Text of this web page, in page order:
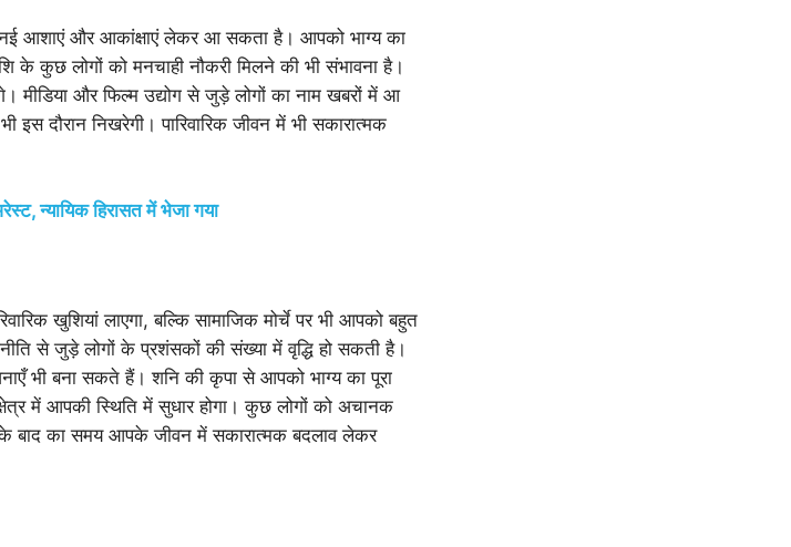
नई आशाएं और आकांक्षाएं लेकर आ सकता है। आपको भाग्य का
के कुछ लोगों को मनचाही नौकरी मिलने की भी संभावना है।
मीडिया और फिल्म उद्योग से जुड़े लोगों का नाम खबरों में आ
दौरान निखरेगी। पारिवारिक जीवन में भी सकारात्मक
न्यायिक हिरासत में भेजा गया
खुशियां लाएगा, बल्कि सामाजिक मोर्चे पर भी आपको बहुत
से जुड़े लोगों के प्रशंसकों की संख्या में वृद्धि हो सकती है।
भी बना सकते हैं। शनि की कृपा से आपको भाग्य का पूरा
में आपकी स्थिति में सुधार होगा। कुछ लोगों को अचानक
बाद का समय आपके जीवन में सकारात्मक बदलाव लेकर